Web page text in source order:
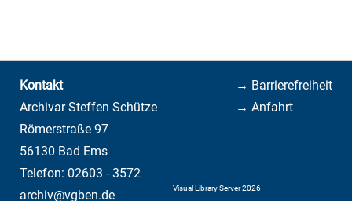
→ Barrierefreiheit
→ Anfahrt
Kontakt
Archivar Steffen Schütze
Römerstraße 97
56130 Bad Ems
Telefon: 02603 - 3572
archiv@vgben.de
Visual Library Server 2026